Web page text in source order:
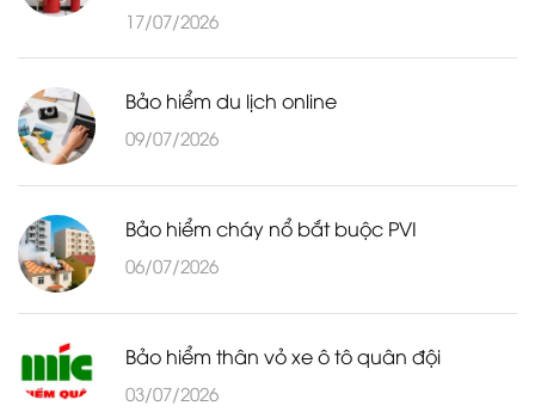
17/07/2026
Bảo hiểm du lịch online
09/07/2026
Bảo hiểm cháy nổ bắt buộc PVI
06/07/2026
Bảo hiểm thân vỏ xe ô tô quân đội
03/07/2026